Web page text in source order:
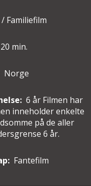
Familiefilm
min.
Norge
6 år Filmen har
inneholder enkelte
på de aller
6 år.
Fantefilm